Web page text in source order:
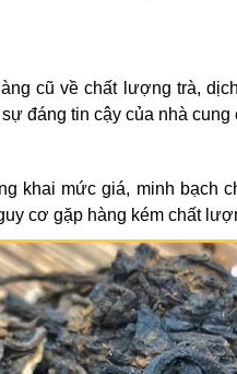
cũ về chất lượng trà,
đáng tin cậy của nhà cung
khai mức giá, minh bạch
cơ gặp hàng kém chất